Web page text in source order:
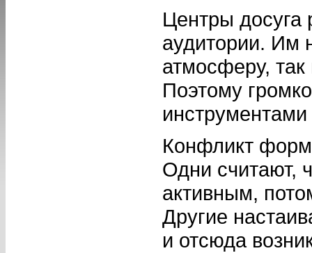
Центры досуга
аудитории. Им
атмосферу,
Поэтому
Конфликт
Одни считают,
активным,
Другие
и отсюда